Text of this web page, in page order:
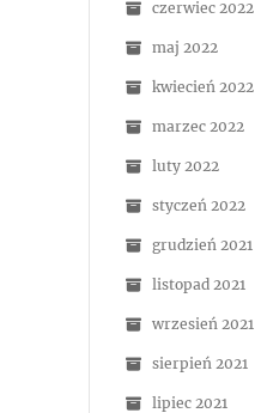
czerwiec 2022
maj 2022
kwiecień 2022
marzec 2022
luty 2022
styczeń 2022
grudzień 2021
listopad 2021
wrzesień 2021
sierpień 2021
lipiec 2021